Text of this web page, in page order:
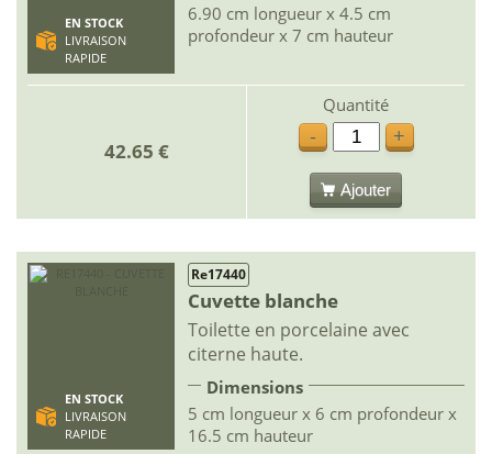
EN STOCK
LIVRAISON
RAPIDE
6.90 cm longueur x 4.5 cm
profondeur x 7 cm hauteur
42.65 €
Quantité
-
+
Ajouter
EN STOCK
LIVRAISON
RAPIDE
Re17440
Cuvette blanche
Toilette en porcelaine avec
citerne haute.
Dimensions
5 cm longueur x 6 cm profondeur x
16.5 cm hauteur